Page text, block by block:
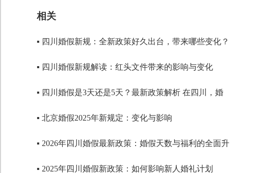
相关
▪ 四川婚假新规：全新政策好久出台，带来哪些变化？
▪ 四川婚假新规解读：红头文件带来的影响与变化
▪ 四川婚假是3天还是5天？最新政策解析 在四川，婚
▪ 北京婚假2025年新规定：变化与影响
▪ 2026年四川婚假最新政策：婚假天数与福利的全面升
▪ 2025年四川婚假新政策：如何影响新人婚礼计划